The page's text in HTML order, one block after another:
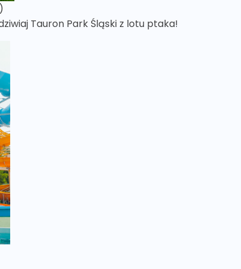
Tauron Park Śląski z lotu ptaka!